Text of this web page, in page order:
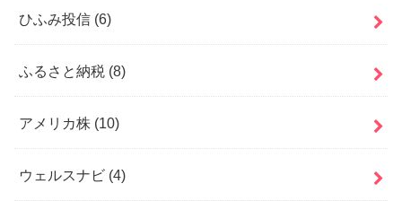
ひふみ投信 (6)
ふるさと納税 (8)
アメリカ株 (10)
ウェルスナビ (4)